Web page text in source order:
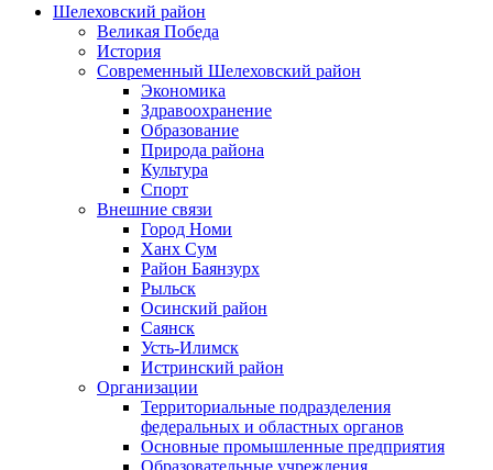
Шелеховский район
Великая Победа
История
Современный Шелеховский район
Экономика
Здравоохранение
Образование
Природа района
Культура
Спорт
Внешние связи
Город Номи
Ханх Сум
Район Баянзурх
Рыльск
Осинский район
Саянск
Усть-Илимск
Истринский район
Организации
Территориальные подразделения
федеральных и областных органов
Основные промышленные предприятия
Образовательные учреждения